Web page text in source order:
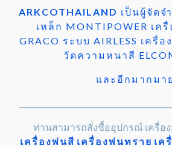
ARKCOTHAILAND เป็นผู้จัดจ
เหล็ก MONTIPOWER เค
GRACO ระบบ AIRLESS เครื่
วัดความหนาสี
และอีกมากมาย
ท่านสามารถสั่งซื้ออุปกรณ์ เครื่อง
เครื่องพ่นสี เครื่องพ่นทราย เค